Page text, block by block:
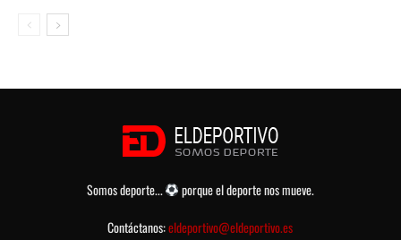
Somos deporte...
porque el deporte nos mueve.
Contáctanos:eldeportivo@eldeportivo.es